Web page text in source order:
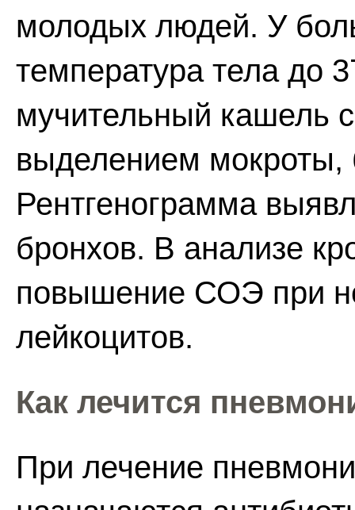
молодых людей. У
температура тела до
мучительный кашель
выделением
Рентгенограмма
бронхов. В анализе
повышение СОЭ при
лейкоцитов.
Как лечится
При лечение